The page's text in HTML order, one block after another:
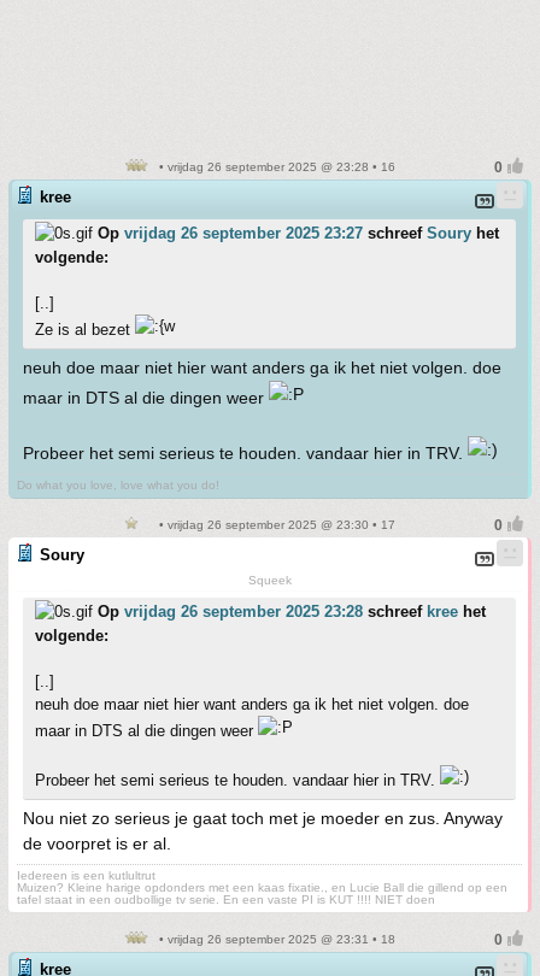
• vrijdag 26 september 2025 @ 23:28 • 16
kree
Op vrijdag 26 september 2025 23:27 schreef Soury het
volgende:
[..]
Ze is al bezet
neuh doe maar niet hier want anders ga ik het niet volgen. doe
maar in DTS al die dingen weer
Probeer het semi serieus te houden. vandaar hier in TRV.
Do what you love, love what you do!
• vrijdag 26 september 2025 @ 23:30 • 17
Soury
Squeek
Op vrijdag 26 september 2025 23:28 schreef kree het
volgende:
[..]
neuh doe maar niet hier want anders ga ik het niet volgen. doe
maar in DTS al die dingen weer
Probeer het semi serieus te houden. vandaar hier in TRV.
Nou niet zo serieus je gaat toch met je moeder en zus. Anyway
de voorpret is er al.
Iedereen is een kutlultrut
Muizen? Kleine harige opdonders met een kaas fixatie., en Lucie Ball die gillend op een
tafel staat in een oudbollige tv serie. En een vaste PI is KUT !!!! NIET doen
• vrijdag 26 september 2025 @ 23:31 • 18
kree